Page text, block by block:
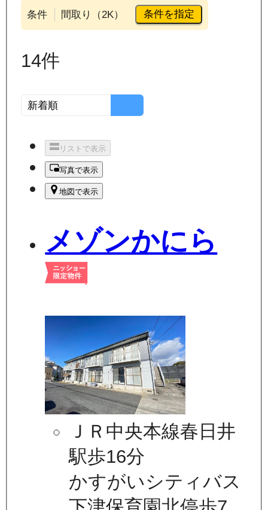
条件 間取り（2K） 条件を指定
14件
リストで表示
写真で表示
地図で表示
メゾンかにら
ＪＲ中央本線春日井
駅歩16分
かすがいシティバス